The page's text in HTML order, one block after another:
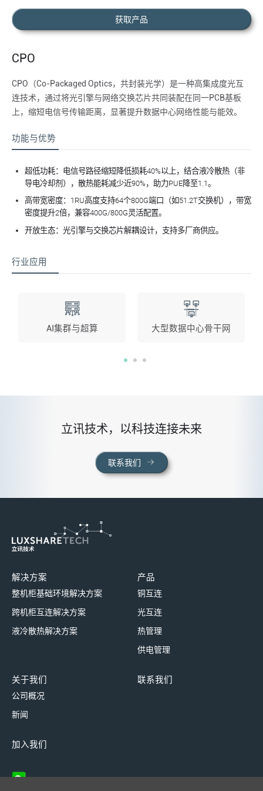
获取产品
CPO
CPO（Co-Packaged Optics，共封装光学）是一种​​高集成度光互
连技术​​，通过将光引擎与网络交换芯片共同装配在同一PCB基板
上，缩短电信号传输距离，显著提升数据中心网络性能与能效。
功能与优势
超低功耗：电信号路径缩短降低损耗40%以上，结合液冷散热（非
导电冷却剂），散热能耗减少近90%，助力PUE降至1.1。
高带宽密度：1RU高度支持64个800G端口（如51.2T交换机），带宽
密度提升2倍，兼容400G/800G灵活配置。
开放生态：光引擎与交换芯片解耦设计，支持多厂商供应。
行业应用
AI集群与超算 大型数据中心骨干网
立讯技术，以科技连接未来
联系我们
解决方案
整机柜基础环境解决方案
跨机柜互连解决方案
液冷散热解决方案
产品
铜互连
光互连
热管理
供电管理
关于我们
公司概况
新闻
联系我们
加入我们